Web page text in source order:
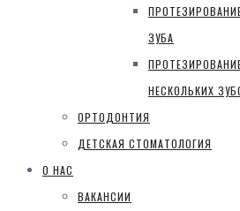
ЗУБА
НЕСКОЛЬКИХ
ОРТОДОНТИЯ
ДЕТСКАЯ СТОМАТОЛОГИЯ
О НАС
ВАКАНСИИ